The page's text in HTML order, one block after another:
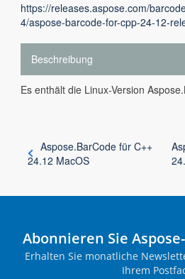
https://releases.aspose.com/
4/aspose-barcode-for-cpp-24-12-
Beschreibung
Es enthält die Linux-Version
Aspose.BarCode für C++
24.12 MacOS
Abonnieren Sie
Erhalten Sie monatliche
Ihrem